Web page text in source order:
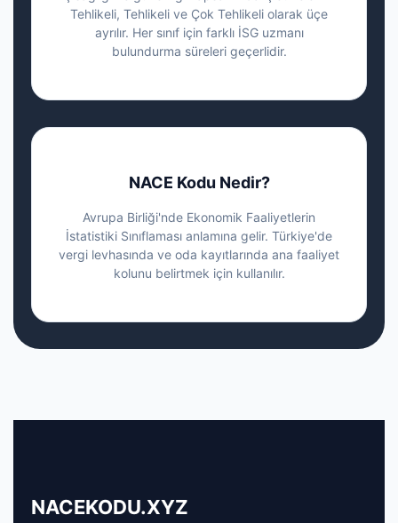
Tehlikeli, Tehlikeli ve Çok Tehlikeli olarak üçe
ayrılır. Her sınıf için farklı İSG uzmanı
bulundurma süreleri geçerlidir.
NACE Kodu Nedir?
Avrupa Birliği'nde Ekonomik Faaliyetlerin
İstatistiki Sınıflaması anlamına gelir. Türkiye'de
vergi levhasında ve oda kayıtlarında ana faaliyet
kolunu belirtmek için kullanılır.
NACEKODU.XYZ